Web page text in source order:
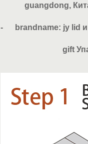
guangdong,
- brandname: jy
gift